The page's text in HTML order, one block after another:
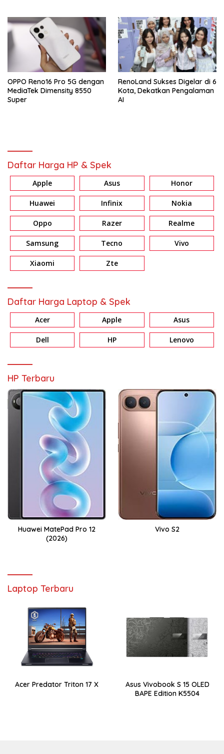
OPPO Reno16 Pro 5G dengan
MediaTek Dimensity 8550
Super
RenoLand Sukses Digelar di 6
Kota, Dekatkan Pengalaman
AI
Daftar Harga HP & Spek
Apple Asus Honor
Huawei Infinix Nokia
Oppo Razer Realme
Samsung Tecno Vivo
Xiaomi Zte
Daftar Harga Laptop & Spek
Acer Apple Asus
Dell HP Lenovo
HP Terbaru
Huawei MatePad Pro 12
(2026)
Vivo S2
Laptop Terbaru
Acer Predator Triton 17 X
Asus Vivobook S 15 OLED
BAPE Edition K5504